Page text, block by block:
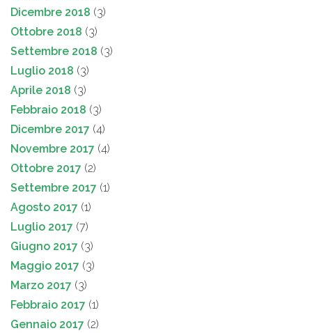
Dicembre 2018 (3)
Ottobre 2018 (3)
Settembre 2018 (3)
Luglio 2018 (3)
Aprile 2018 (3)
Febbraio 2018 (3)
Dicembre 2017 (4)
Novembre 2017 (4)
Ottobre 2017 (2)
Settembre 2017 (1)
Agosto 2017 (1)
Luglio 2017 (7)
Giugno 2017 (3)
Maggio 2017 (3)
Marzo 2017 (3)
Febbraio 2017 (1)
Gennaio 2017 (2)